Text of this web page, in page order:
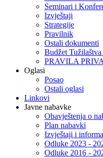
Seminari i
Izvještaji
Strategije
Pravilnik
Ostali dokumenti
Budžet
PRAVILA
Oglasi
Posao
Ostali oglasi
Linkovi
Javne nabavke
Obavještenja o
Plan nabavki
Izvještaji i
Odluke 2023 -
Odluke 2016 -